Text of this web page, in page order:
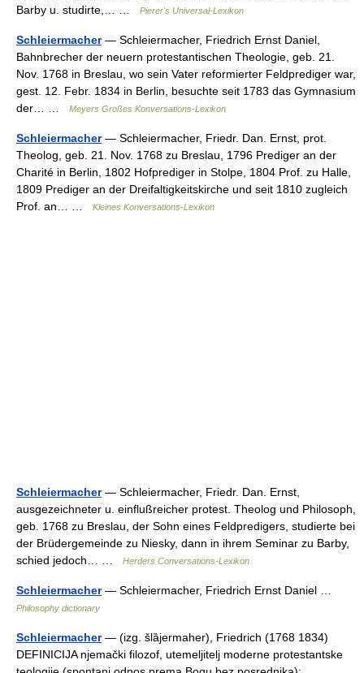
Barby u. studirte,… …
Pierer's Universal-Lexikon
Schleiermacher— Schleiermacher, Friedrich Ernst Daniel,
Bahnbrecher der neuern protestantischen Theologie, geb. 21.
Nov. 1768 in Breslau, wo sein Vater reformierter Feldprediger war,
gest. 12. Febr. 1834 in Berlin, besuchte seit 1783 das Gymnasium
der… …
Meyers Großes Konversations-Lexikon
Schleiermacher— Schleiermacher, Friedr. Dan. Ernst, prot.
Theolog, geb. 21. Nov. 1768 zu Breslau, 1796 Prediger an der
Charité in Berlin, 1802 Hofprediger in Stolpe, 1804 Prof. zu Halle,
1809 Prediger an der Dreifaltigkeitskirche und seit 1810 zugleich
Prof. an… …
Kleines Konversations-Lexikon
Schleiermacher— Schleiermacher, Friedr. Dan. Ernst,
ausgezeichneter u. einflußreicher protest. Theolog und Philosoph,
geb. 1768 zu Breslau, der Sohn eines Feldpredigers, studierte bei
der Brüdergemeinde zu Niesky, dann in ihrem Seminar zu Barby,
schied jedoch… …
Herders Conversations-Lexikon
Schleiermacher— Schleiermacher, Friedrich Ernst Daniel …
Philosophy dictionary
Schleiermacher— (izg. šlȁjermaher), Friedrich (1768 1834)
DEFINICIJA njemački filozof, utemeljitelj moderne protestantske